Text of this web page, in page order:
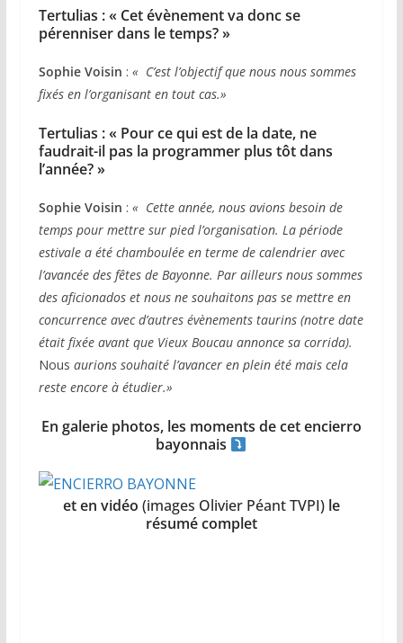
Tertulias :« Cet évènement va donc se
pérenniser dans le temps? »
Sophie Voisin : « C’est l’objectif que nous nous sommes
fixés en l’organisant en tout cas.»
Tertulias :« Pour ce qui est de la date, ne
faudrait-il pas la programmer plus tôt dans
l’année? »
Sophie Voisin : « Cette année, nous avions besoin de
temps pour mettre sur pied l’organisation. La période
estivale a été chamboulée en terme de calendrier avec
l’avancée des fêtes de Bayonne. Par ailleurs nous sommes
des aficionados et nous ne souhaitons pas se mettre en
concurrence avec d’autres évènements taurins (notre date
était fixée avant que Vieux Boucau annonce sa corrida).
Nous aurions souhaité l’avancer en plein été mais cela
reste encore à étudier.»
En galerie photos, les moments de cet encierro
bayonnais
et en vidéo (images Olivier Péant TVPI) le
résumé complet